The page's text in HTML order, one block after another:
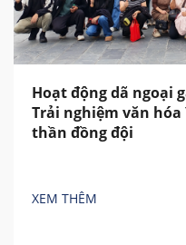
Hoạt động dã ngoại
Trải nghiệm văn
thần đồng đội
XEM THÊM